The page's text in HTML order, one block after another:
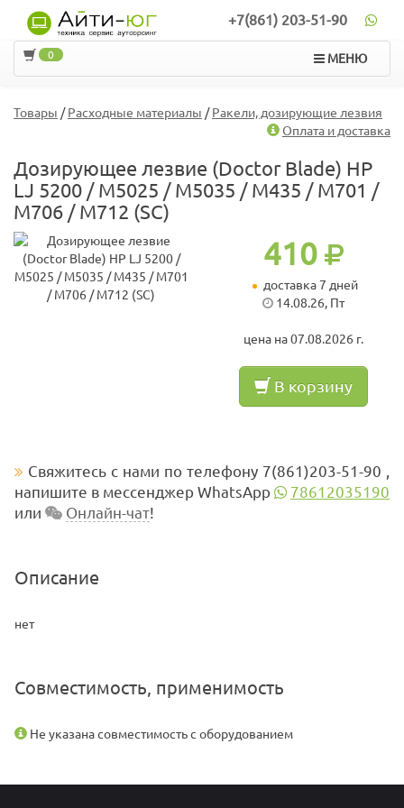
+7(861) 203-51-90
МЕНЮ
0
Товары /Расходные материалы /Ракели, дозирующие лезвия
Оплата и доставка
Дозирующее лезвие (Doctor Blade) HP
LJ 5200 / M5025 / M5035 / M435 / M701 /
M706 / M712 (SC)
410
доставка 7 дней
14.08.26, Пт
цена на 07.08.2026 г.
В корзину
Свяжитесь с нами по телефону 7(861)203-51-90 ,
напишите в мессенджер WhatsApp
78612035190
или
Онлайн-чат!
Описание
нет
Совместимость, применимость
Не указана совместимость с оборудованием